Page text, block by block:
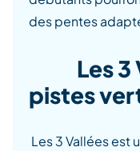
des pentes
Les 3
pistes
Les 3 Vallées est